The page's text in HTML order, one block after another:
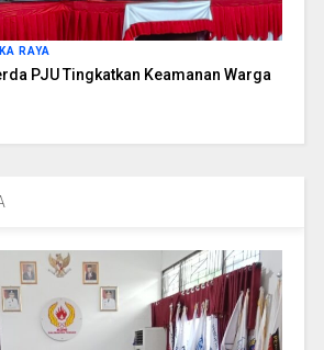
RAYA
PJU Tingkatkan Keamanan Warga